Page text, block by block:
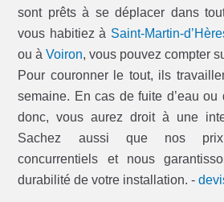
sont prêts à se déplacer dans
vous habitiez à Saint-Martin-
ou àVoiron, vous pouvez compter
Pour couronner le tout, ils
semaine. En cas de fuite d’eau ou
donc, vous aurez droit à une
Sachez aussi que nos prix
concurrentiels et nous
durabilité de votre installation. -